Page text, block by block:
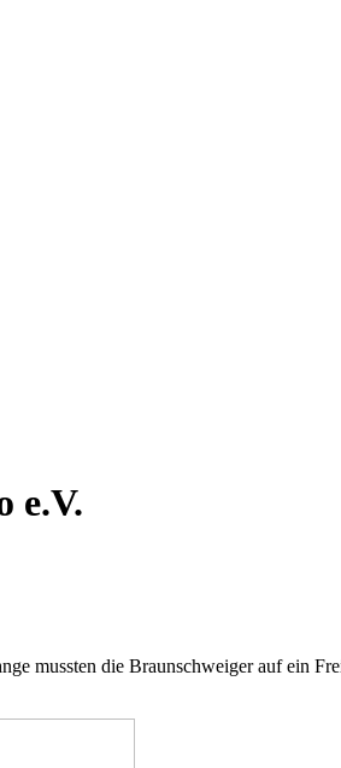
e.V.
mussten die Braunschweiger auf ein